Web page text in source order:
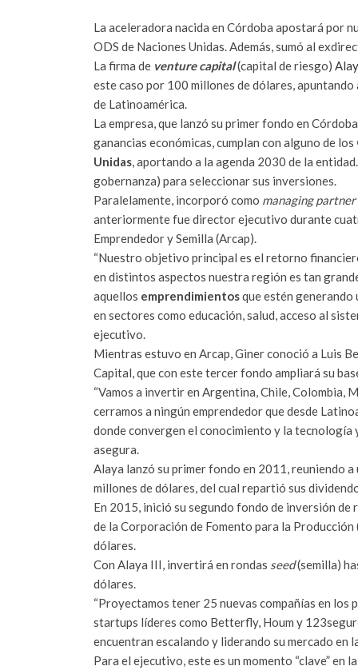
La aceleradora nacida en Córdoba apostará por
ODS de Naciones Unidas. Además, sumó al
La firma de venture capital(capital de riesgo)
este caso por 100 millones de dólares, apuntando
de Latinoamérica.
La empresa, que lanzó su primer fondo en
ganancias económicas, cumplan con alguno de los
Unidas, aportando a la agenda 2030 de la
gobernanza) para seleccionar sus inversiones.
Paralelamente, incorporó como managing partner
anteriormente fue director ejecutivo durante
Emprendedor y Semilla (Arcap).
“Nuestro objetivo principal es el retorno
en distintos aspectos nuestra región es tan
aquellos emprendimientosque estén
en sectores como educación, salud, acceso al
ejecutivo.
Mientras estuvo en Arcap, Giner conoció a Luis
Capital, que con este tercer fondo ampliará su
“Vamos a invertir en Argentina, Chile, Colombia,
cerramos a ningún emprendedor que desde
donde convergen el conocimiento y la tecnología
asegura.
Alaya lanzó su primer fondo en 2011, reuniendo
millones de dólares, del cual repartió sus
En 2015, inició su segundo fondo de inversión
de la Corporación de Fomento para la
dólares.
Con Alaya III, invertirá en rondas seed(semilla)
dólares.
“Proyectamos tener 25 nuevas compañías en
startups líderes como Betterfly, Houm y
encuentran escalando y liderando su mercado en
Para el ejecutivo, este es un momento “clave”